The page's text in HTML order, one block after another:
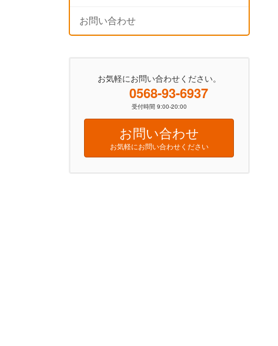
お問い合わせ
お気軽にお問い合わせください。
0568-93-6937
受付時間 9:00-20:00
お問い合わせ
お気軽にお問い合わせください